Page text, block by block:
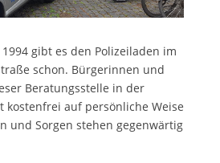
gibt es den Polizeiladen im
schon. Bürgerinnen und
Beratungsstelle in der
kostenfrei auf persönliche Weise
und Sorgen stehen gegenwärtig